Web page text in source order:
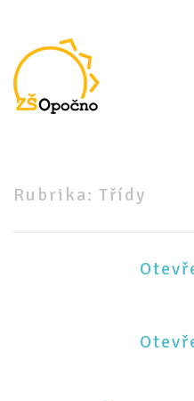
Rubrika: Třídy